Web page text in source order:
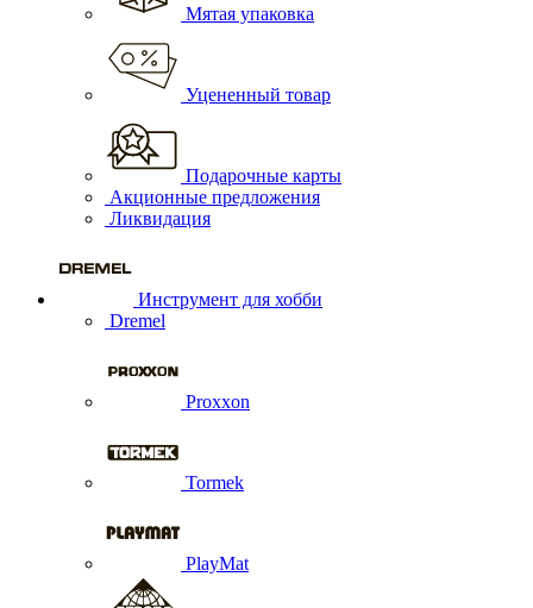
Мятая упаковка
Уцененный товар
Подарочные карты
Акционные предложения
Ликвидация
Инструмент для хобби
Dremel
Proxxon
Tormek
PlayMat